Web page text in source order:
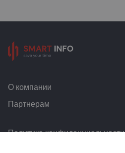
О компании
Партнерам
Политика конфиденциальности